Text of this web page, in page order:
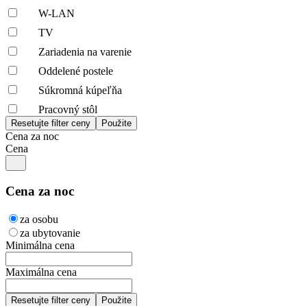
W-LAN
TV
Zariadenia na varenie
Oddelené postele
Súkromná kúpeľňa
Pracovný stôl
Cena za noc
Cena
Cena za noc
za osobu
za ubytovanie
Minimálna cena
Maximálna cena